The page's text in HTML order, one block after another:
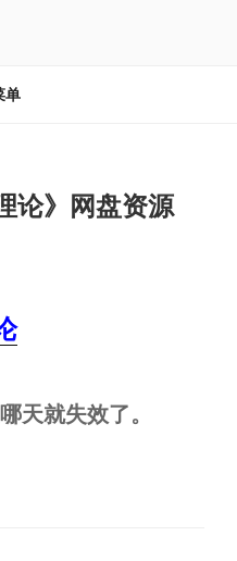
单
论》网盘资源
天就失效了。